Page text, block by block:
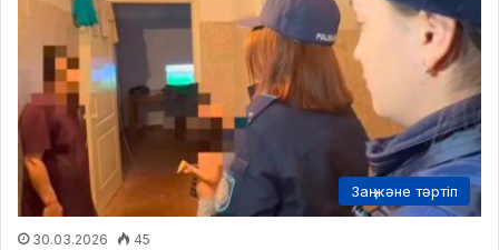
Заң және тәртіп
30.03.2026 45